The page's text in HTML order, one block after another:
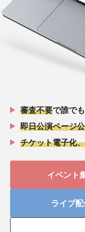
審査不要で誰で
即日公演ページ
チケット電子化
イベント
ライブ